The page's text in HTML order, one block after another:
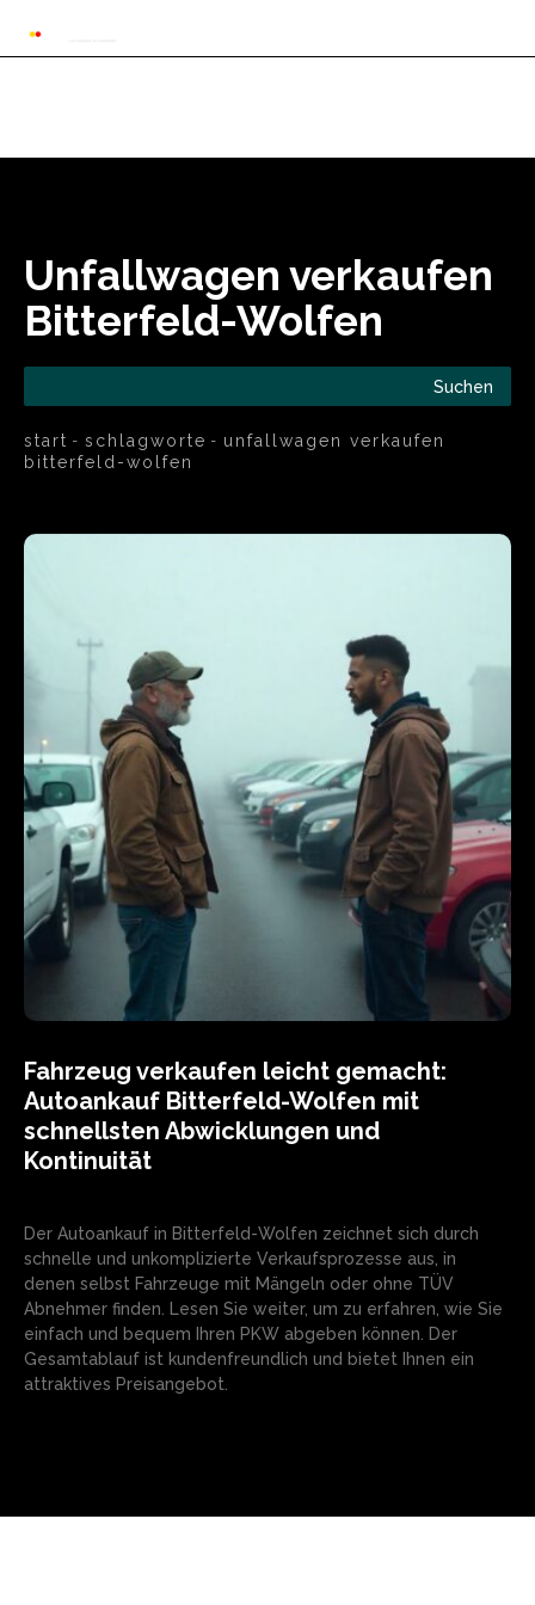
Unfallwagen verkaufen
Bitterfeld-Wolfen
Suchen
start schlagworte
unfallwagen verkaufen
bitterfeld-wolfen
Fahrzeug verkaufen leicht gemacht:
Autoankauf Bitterfeld-Wolfen mit
schnellsten Abwicklungen und
Kontinuität
Der Autoankauf in Bitterfeld-Wolfen zeichnet sich durch
schnelle und unkomplizierte Verkaufsprozesse aus, in
denen selbst Fahrzeuge mit Mängeln oder ohne TÜV
Abnehmer finden. Lesen Sie weiter, um zu erfahren, wie Sie
einfach und bequem Ihren PKW abgeben können. Der
Gesamtablauf ist kundenfreundlich und bietet Ihnen ein
attraktives Preisangebot.